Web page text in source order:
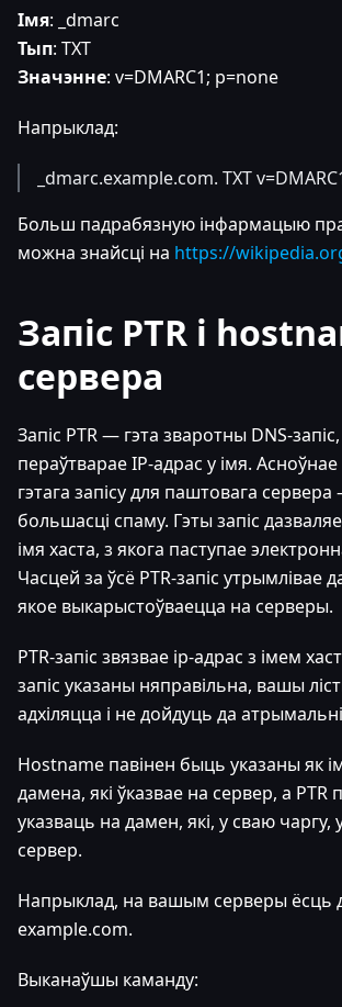
Імя: _dmarc
Тып: TXT
Значэнне: v=DMARC1; p=none
Напрыклад:
_dmarc.example.com. TXT
Больш падрабязную інфармацыю
можна знайсці на https://
Запіс PTR і
сервера
Запіс PTR — гэта зваротны DNS-запіс,
пераўтварае IP-адрас у імя.
гэтага запісу для паштовага
большасці спаму. Гэты запіс
імя хаста, з якога паступае
Часцей за ўсё PTR-запіс утрымлівае
якое выкарыстоўваецца на серверы.
PTR-запіс звязвае ip-адрас з імем
запіс указаны няправільна, вашы
адхіляцца і не дойдуць да
Hostname павінен быць указаны як
дамена, які ўказвае на сервер, а PTR
указваць на дамен, які, у сваю чаргу,
сервер.
Напрыклад, на вашым серверы ёсць
example.com.
Выканаўшы каманду: